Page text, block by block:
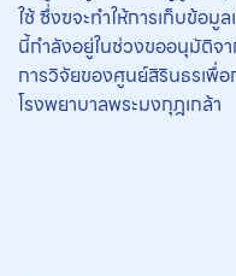
ใช้ ซึ่งฃจะทำให้การเก็บข้อมู
นี้กำลังอยู่ในช่วงขออนุมัติจ
การวิจัยของศูนย์สิรินธรเพื่
โรงพยาบาลพระมงกุฎเกล้า